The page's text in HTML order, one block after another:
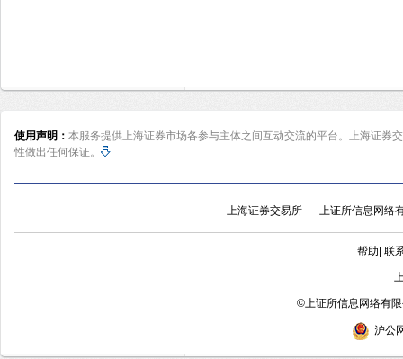
使用声明： 本服务提供上海证券市场各参与主体之间互动交流的平台。上海证券
性做出任何保证。
上海证券交易所 上证所信息网络
帮助| 联
©上证所信息网络有
沪公